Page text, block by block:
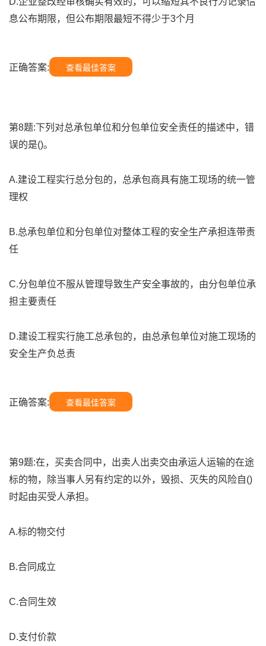
息公布期限，但公布期限最短不得少于3个月
正确答案: 查看最佳答案
第8题:下列对总承包单位和分包单位安全责任的描述中，错
误的是()。
A.建设工程实行总分包的，总承包商具有施工现场的统一管
理权
B.总承包单位和分包单位对整体工程的安全生产承担连带责
任
C.分包单位不服从管理导致生产安全事故的，由分包单位承
担主要责任
D.建设工程实行施工总承包的，由总承包单位对施工现场的
安全生产负总责
正确答案: 查看最佳答案
第9题:在，买卖合同中，出卖人出卖交由承运人运输的在途
标的物，除当事人另有约定的以外，毁损、灭失的风险自()
时起由买受人承担。
A.标的物交付
B.合同成立
C.合同生效
D.支付价款